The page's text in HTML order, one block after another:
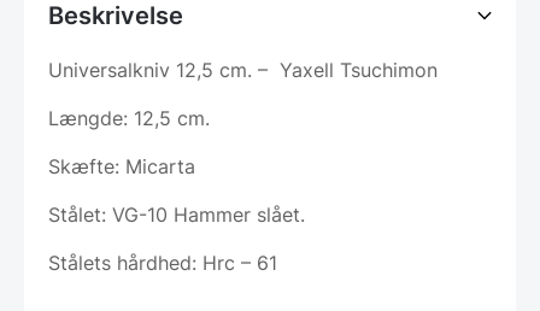
Beskrivelse
Universalkniv 12,5 cm. – Yaxell Tsuchimon
Længde: 12,5 cm.
Skæfte: Micarta
Stålet: VG-10 Hammer slået.
Stålets hårdhed: Hrc – 61